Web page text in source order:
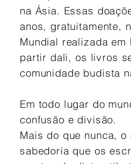
na Ásia. Essas
anos, gratuitamente,
Mundial realizada
partir dali, os livros
comunidade budista
Em todo lugar do
confusão e divisão.
Mais do que nunca,
sabedoria que os